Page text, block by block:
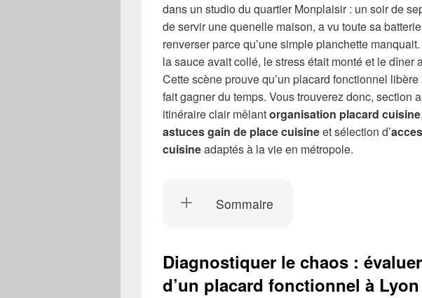
dans un studio du quartier Monplaisir : un soir de
de servir une quenelle maison, a vu toute sa
renverser parce qu’une simple planchette
la sauce avait collé, le stress était monté et le dîner
Cette scène prouve qu’un placard fonctionnel libère
fait gagner du temps. Vous trouverez donc, section
itinéraire clair mêlantorganisation placard cuisine
astuces gain de place cuisineet sélection d’
cuisineadaptés à la vie en métropole.
Sommaire
Diagnostiquer le chaos :
d’un placard fonctionnel à Lyon